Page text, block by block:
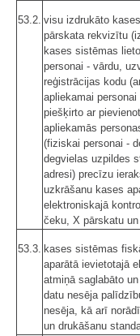
53.2. visu izdrukāto
pārskata rekvizītu
kases sistēmas
personai - vārdu,
reģistrācijas kodu
apliekamai
piešķirto ar
apliekamās
(fiziskai personai -
degvielas uzpildes
adresi) precīzu
uzkrāšanu kases
elektroniskajā
čeku, X pārskatu
53.3. kases sistēmas
aparātā ievietotajā
atmiņā saglabāto
datu nesēja
nesēja, kā arī
un drukāšanu